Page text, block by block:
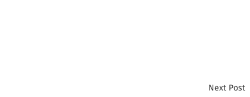
Next Post